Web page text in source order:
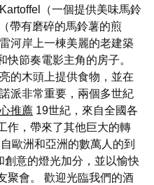
（一個提供美味馬鈴
帶有磨碎的馬鈴薯的煎
河岸上一棟美麗的老建築
節奏電影主角的房子。
的木頭上提供食物，並在
派非常重要，兩個多世紀
推薦 19世紀，來自全國各
作，帶來了其他巨大的轉
歐洲和亞洲的數萬人的到
創意的燈光加分，並以愉快
聚會。 歡迎光臨我們的酒